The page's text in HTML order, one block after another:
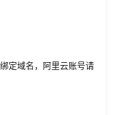
定域名，阿里云账号请